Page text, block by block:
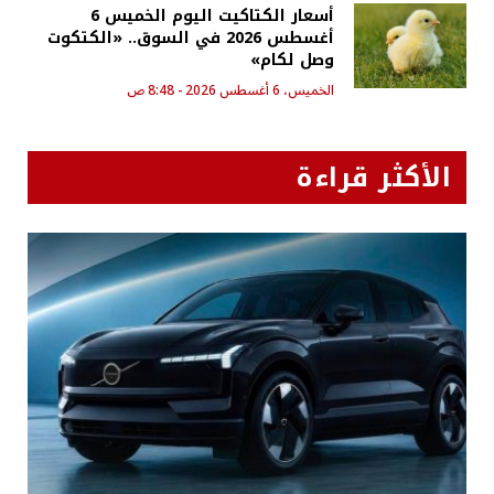
أسعار الكتاكيت اليوم الخميس 6
أغسطس 2026 في السوق.. «الكتكوت
وصل لكام»
الخميس، 6 أغسطس 2026 - 8:48 ص
الأكثر قراءة